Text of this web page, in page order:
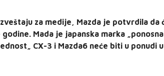
za medije, Mazda je potvrdila da
godine. Mada je japanska marka
CX-3 i Mazda6 neće biti u ponudi